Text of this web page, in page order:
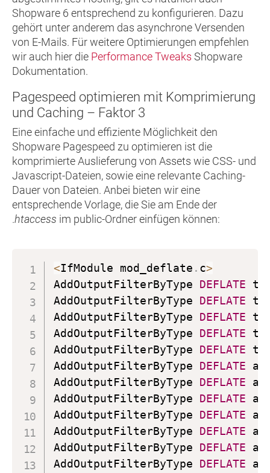
Shopware 6 entsprechend zu konfigurieren. Dazu
gehört unter anderem das asynchrone Versenden
von E-Mails. Für weitere Optimierungen empfehlen
wir auch hier die Performance Tweaks Shopware
Dokumentation.
Pagespeed optimieren mit Komprimierung
und Caching – Faktor 3
Eine einfache und effiziente Möglichkeit den
Shopware Pagespeed zu optimieren ist die
komprimierte Auslieferung von Assets wie CSS- und
Javascript-Dateien, sowie eine relevante Caching-
Dauer von Dateien. Anbei bieten wir eine
entsprechende Vorlage, die Sie am Ende der
.htaccess im public-Ordner einfügen können:
<IfModule mod_deflate . c>
AddOutputFilterByType DEFLATE
AddOutputFilterByType DEFLATE
AddOutputFilterByType DEFLATE
AddOutputFilterByType DEFLATE
AddOutputFilterByType DEFLATE
AddOutputFilterByType DEFLATE
AddOutputFilterByType DEFLATE
AddOutputFilterByType DEFLATE
AddOutputFilterByType DEFLATE
AddOutputFilterByType DEFLATE
AddOutputFilterByType DEFLATE
AddOutputFilterByType DEFLATE